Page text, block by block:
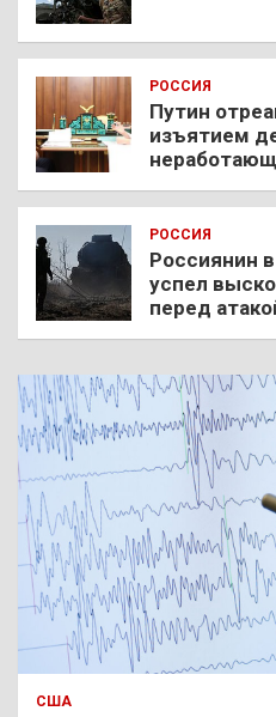
РОССИЯ
Путин
изъятием
РОССИЯ
Россиянин
успел
перед
США